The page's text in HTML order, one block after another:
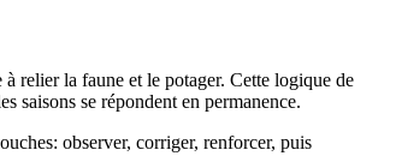
relier la faune et le potager. Cette logique de
saisons se répondent en permanence.
observer, corriger, renforcer, puis